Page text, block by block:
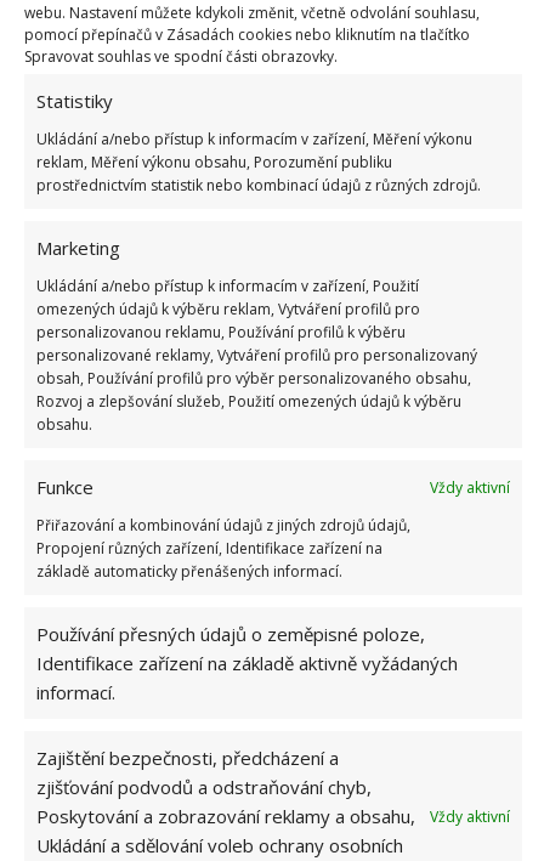
webu. Nastavení můžete kdykoli změnit, včetně odvolání souhlasu,
pomocí přepínačů v Zásadách cookies nebo kliknutím na tlačítko
Spravovat souhlas ve spodní části obrazovky.
Statistiky
Ukládání a/nebo přístup k informacím v zařízení, Měření výkonu
reklam, Měření výkonu obsahu, Porozumění publiku
prostřednictvím statistik nebo kombinací údajů z různých zdrojů.
Marketing
Ukládání a/nebo přístup k informacím v zařízení, Použití
omezených údajů k výběru reklam, Vytváření profilů pro
personalizovanou reklamu, Používání profilů k výběru
personalizované reklamy, Vytváření profilů pro personalizovaný
obsah, Používání profilů pro výběr personalizovaného obsahu,
Rozvoj a zlepšování služeb, Použití omezených údajů k výběru
obsahu.
Funkce
Vždy aktivní
Přiřazování a kombinování údajů z jiných zdrojů údajů,
Propojení různých zařízení, Identifikace zařízení na
základě automaticky přenášených informací.
Používání přesných údajů o zeměpisné poloze,
Identifikace zařízení na základě aktivně vyžádaných
informací.
Zajištění bezpečnosti, předcházení a
zjišťování podvodů a odstraňování chyb,
Poskytování a zobrazování reklamy a obsahu,
Ukládání a sdělování voleb ochrany osobních
Vždy aktivní
ZAHRADNIČENÍ
Přidejte svůj názor
univerzity, který je již od malička
velkým kutilem. V podstatě vše, co je
možné najít v j... [Více o autorovi]